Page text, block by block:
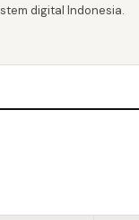
digital Indonesia.